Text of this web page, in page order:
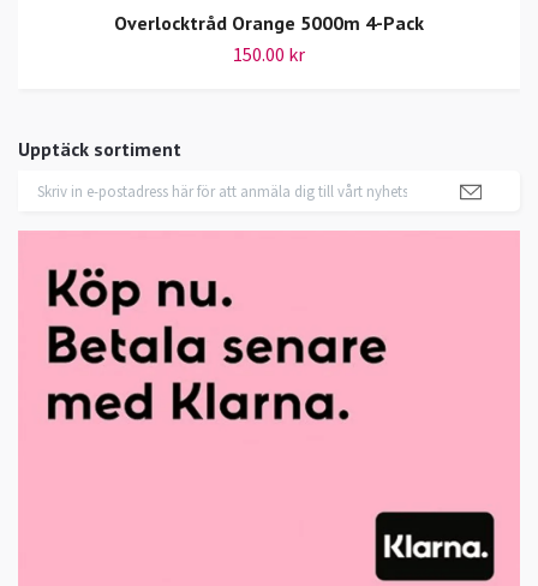
Upptäck sortiment
Overlocktråd Orange 5000m 4-Pack
150.00 kr